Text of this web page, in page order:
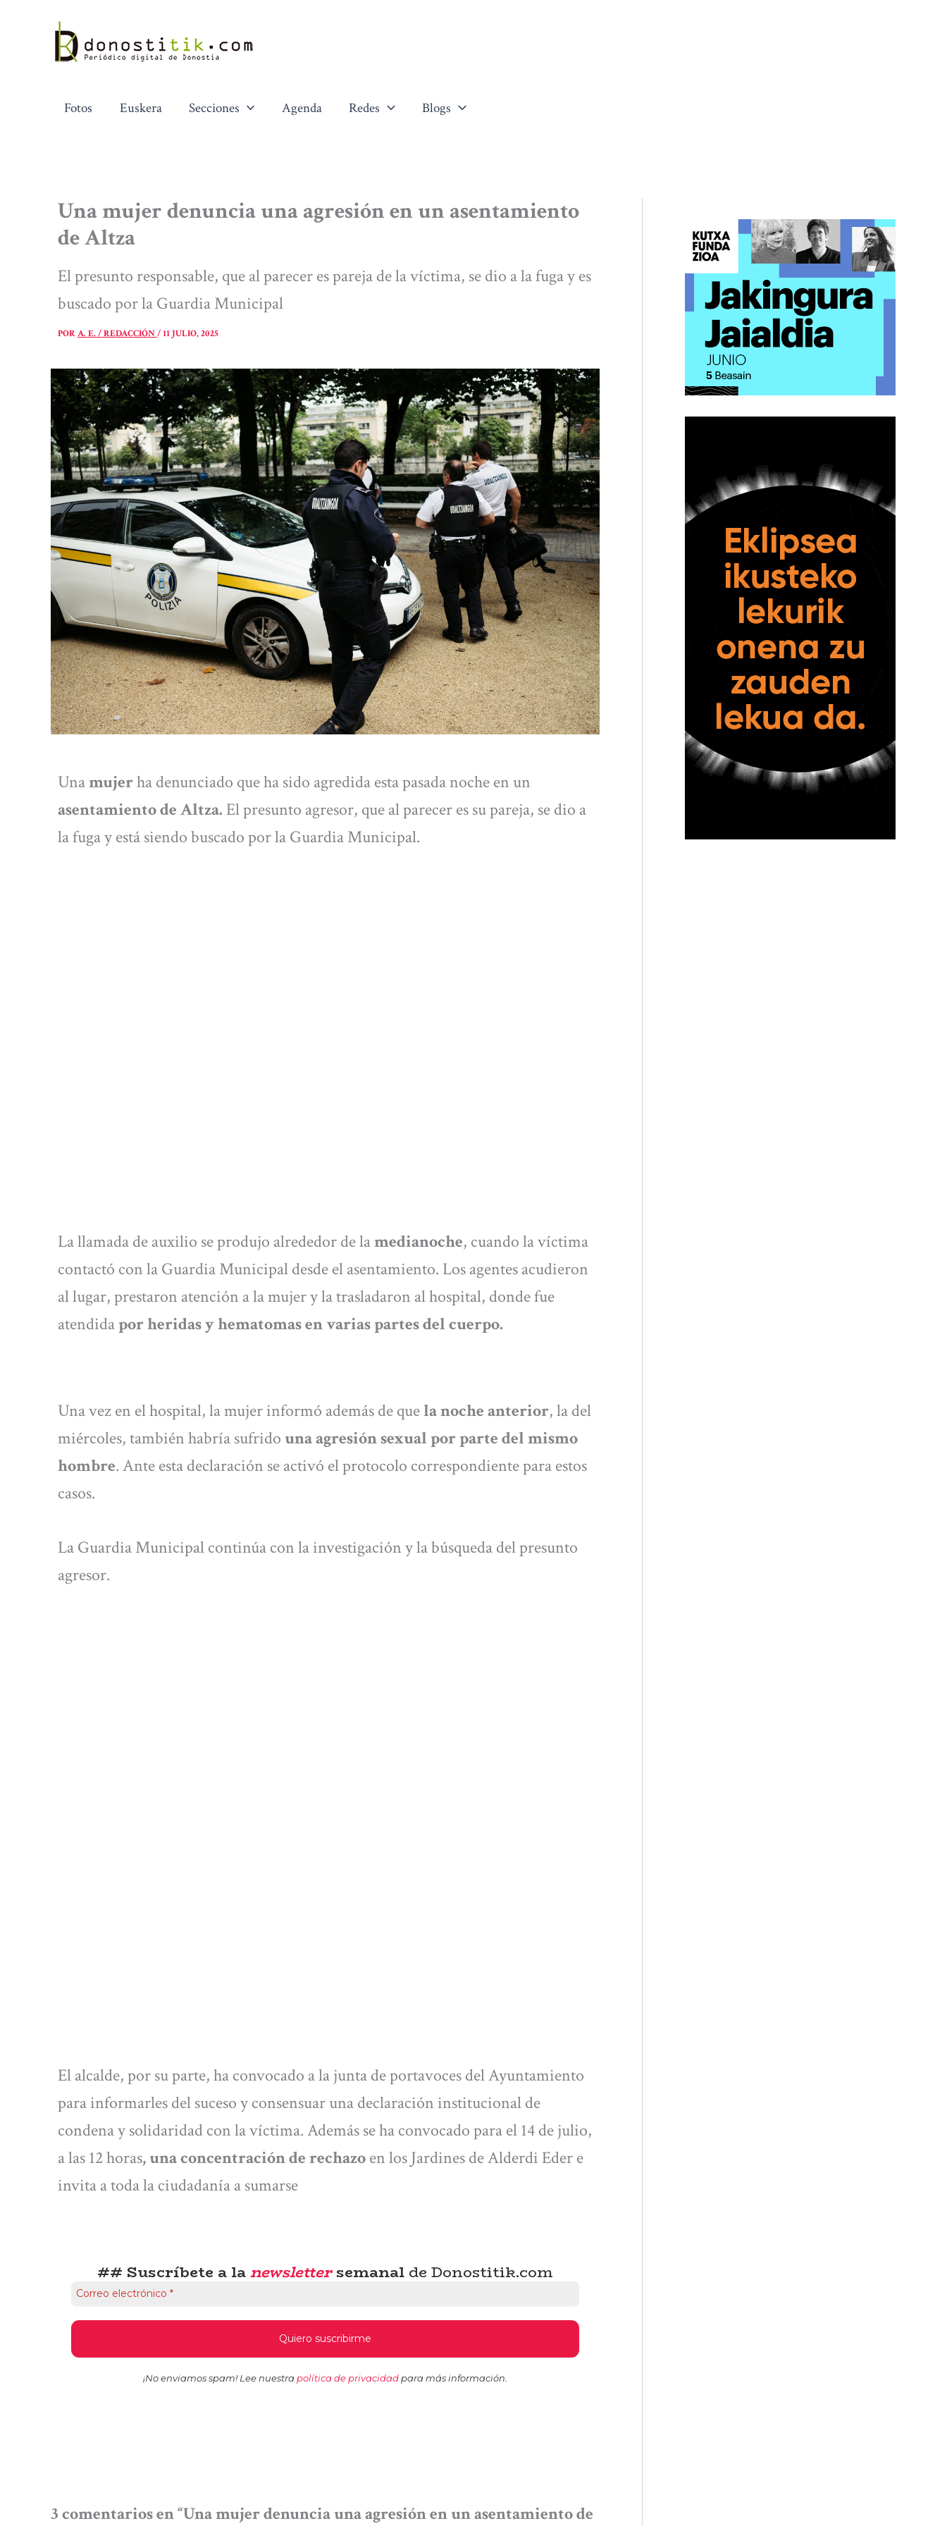
contenido
Fotos Euskera Secciones Agenda Redes Blogs
Una mujer denuncia una agresión en un asentamiento
de Altza
El presunto responsable, que al parecer es pareja de la víctima, se dio a la fuga y es
buscado por la Guardia Municipal
PORA. E. / REDACCIÓN/11 JULIO, 2025
Unamujerha denunciado que ha sido agredida esta pasada noche en un
asentamiento de Altza. El presunto agresor, que al parecer es su pareja, se dio a
la fuga y está siendo buscado por la Guardia Municipal.
La llamada de auxilio se produjo alrededor de lamedianoche, cuando la víctima
contactó con la Guardia Municipal desde el asentamiento. Los agentes acudieron
al lugar, prestaron atención a la mujer y la trasladaron al hospital, donde fue
atendidapor heridas y hematomas en varias partes del cuerpo.
Una vez en el hospital, la mujer informó además de quela noche anterior, la del
miércoles, también habría sufrido una agresión sexual por parte del mismo
hombre. Ante esta declaración se activó el protocolo correspondiente para estos
casos.
La Guardia Municipal continúa con la investigación y la búsqueda del presunto
agresor.
El alcalde, por su parte, ha convocado a la junta de portavoces del Ayuntamiento
para informarles del suceso y consensuar una declaración institucional de
condena y solidaridad con la víctima. Además se ha convocado para el 14 de julio,
a las 12 horas, una concentración de rechazoen los Jardines de Alderdi Eder e
invita a toda la ciudadanía a sumarse
## Suscríbete a lanewslettersemanal de Donostitik.com
¡No enviamos spam! Lee nuestrapolítica de privacidadpara más información.
3 comentarios en “Una mujer denuncia una agresión en un asentamiento de